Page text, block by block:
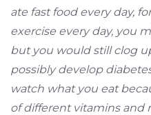
ate fast food every day,
exercise every day, you
but you would still clog
possibly develop
watch what you eat
of different vitamins and